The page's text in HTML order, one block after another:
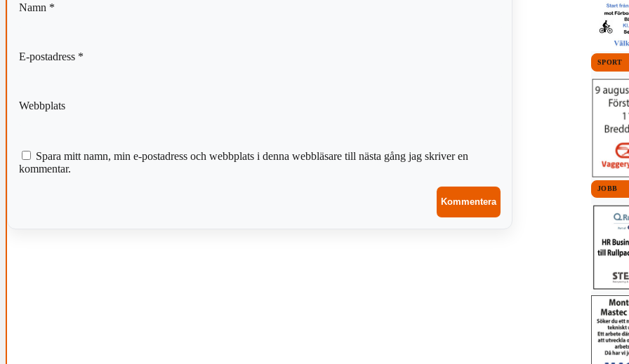
Namn *
E-postadress *
Webbplats
Spara mitt namn, min e-postadress och webbplats i denna webbläsare till nästa gång jag skriver en
kommentar.
SPORT
JOBB